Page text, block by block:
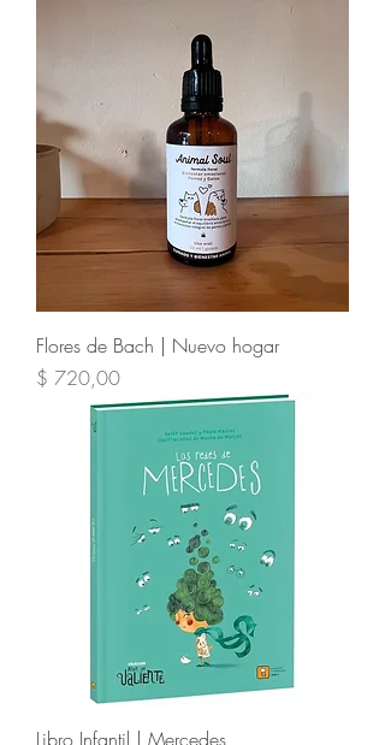
Flores de Bach | Nuevo hogar
Precio
$ 720,00
Libro Infantil | Mercedes